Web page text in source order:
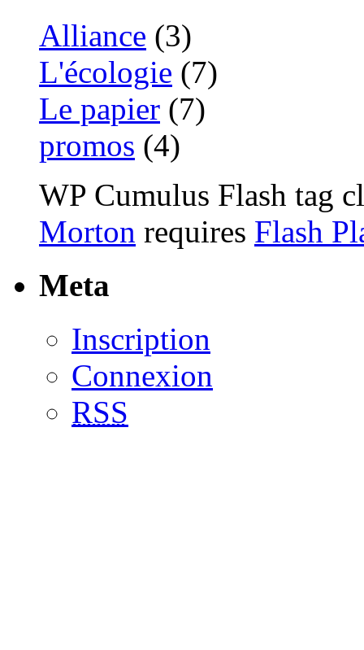
Alliance (3)
L'écologie (7)
Le papier (7)
promos (4)
WP Cumulus Flash tag
Morton requires Flash
Meta
Inscription
Connexion
RSS